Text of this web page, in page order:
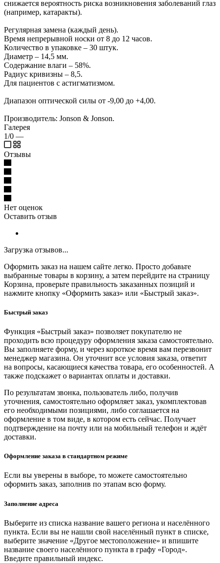
снижается вероятность риска возникновения заболеваний глаз
(например, катаракты).
Регулярная замена (каждый день).
Время непрерывной носки от 8 до 12 часов.
Количество в упаковке – 30 штук.
Диаметр – 14,5 мм.
Содержание влаги – 58%.
Радиус кривизны – 8,5.
Для пациентов с астигматизмом.
Диапазон оптической силы от -9,00 до +4,00.
Производитель: Jonson & Jonson.
Галерея
1/0 —
Отзывы
Нет оценок
Оставить отзыв
Загрузка отзывов...
Оформить заказ на нашем сайте легко. Просто добавьте
выбранные товары в корзину, а затем перейдите на страницу
Корзина, проверьте правильность заказанных позиций и
нажмите кнопку «Оформить заказ» или «Быстрый заказ».
Быстрый заказ
Функция «Быстрый заказ» позволяет покупателю не
проходить всю процедуру оформления заказа самостоятельно.
Вы заполняете форму, и через короткое время вам перезвонит
менеджер магазина. Он уточнит все условия заказа, ответит
на вопросы, касающиеся качества товара, его особенностей. А
также подскажет о вариантах оплаты и доставки.
По результатам звонка, пользователь либо, получив
уточнения, самостоятельно оформляет заказ, укомплектовав
его необходимыми позициями, либо соглашается на
оформление в том виде, в котором есть сейчас. Получает
подтверждение на почту или на мобильный телефон и ждёт
доставки.
Оформление заказа в стандартном режиме
Если вы уверены в выборе, то можете самостоятельно
оформить заказ, заполнив по этапам всю форму.
Заполнение адреса
Выберите из списка название вашего региона и населённого
пункта. Если вы не нашли свой населённый пункт в списке,
выберите значение «Другое местоположение» и впишите
название своего населённого пункта в графу «Город».
Введите правильный индекс.